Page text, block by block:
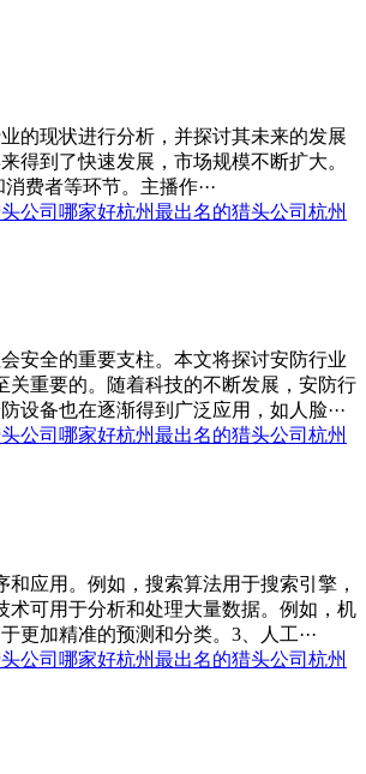
的现状进行分析，并探讨其未来的发展
得到了快速发展，市场规模不断扩大。
费者等环节。主播作···
公司哪家好杭州最出名的猎头公司 杭州
安全的重要支柱。本文将探讨安防行业
重要的。随着科技的不断发展，安防行
备也在逐渐得到广泛应用，如人脸···
公司哪家好杭州最出名的猎头公司 杭州
应用。例如，搜索算法用于搜索引擎，
可用于分析和处理大量数据。例如，机
加精准的预测和分类。3、人工···
公司哪家好杭州最出名的猎头公司 杭州